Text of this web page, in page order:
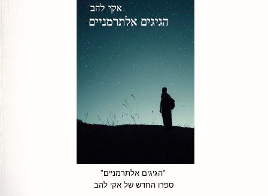
"הגיגים אלתרמניים"
ספרו החדש של אקי להב